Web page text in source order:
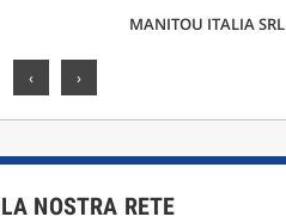
MANITOU ITALIA SRL
‹ ›
LA NOSTRA RETE